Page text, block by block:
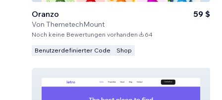
Oranzo
Von ThemetechMount
59 $
Noch keine Bewertungen vorhanden 64
Benutzerdefinierter Code Shop